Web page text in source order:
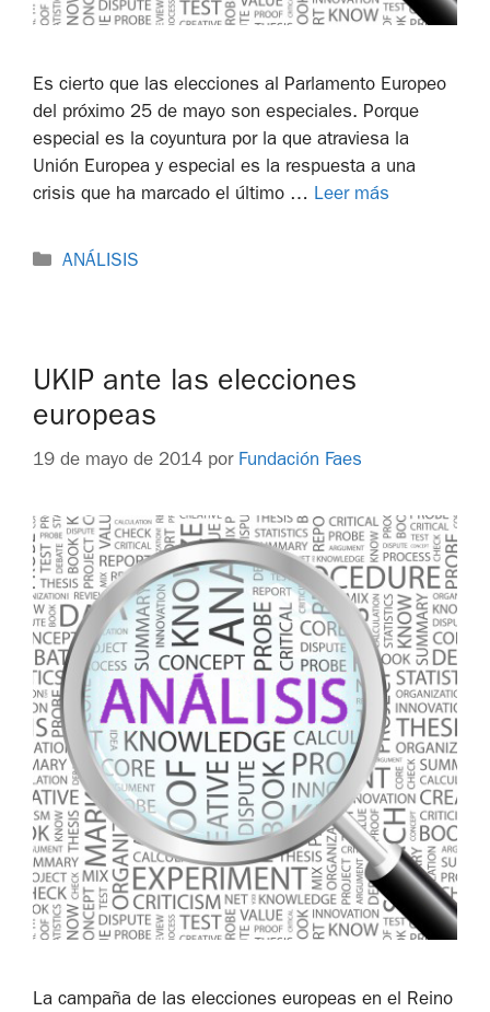
Es cierto que las elecciones al Parlamento Europeo
del próximo 25 de mayo son especiales. Porque
especial es la coyuntura por la que atraviesa la
Unión Europea y especial es la respuesta a una
crisis que ha marcado el último … Leer más
ANÁLISIS
UKIP ante las elecciones
europeas
19 de mayo de 2014 por Fundación Faes
La campaña de las elecciones europeas en el Reino